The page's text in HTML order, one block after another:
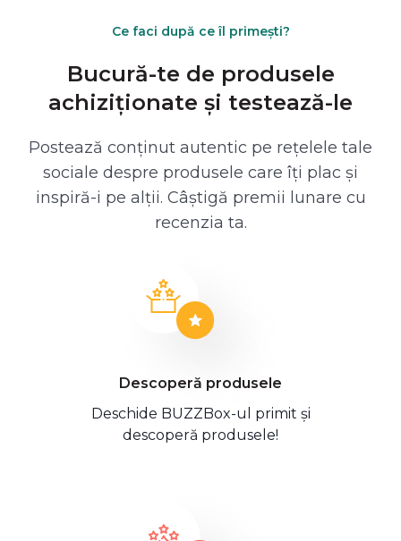
Ce faci după ce îl primești?
Bucură-te de produsele
achiziționate și testează-le
Postează conținut autentic pe rețelele tale
sociale despre produsele care îți plac și
inspiră-i pe alții. Câștigă premii lunare cu
recenzia ta.
Descoperă produsele
Deschide BUZZBox-ul primit și
descoperă produsele!